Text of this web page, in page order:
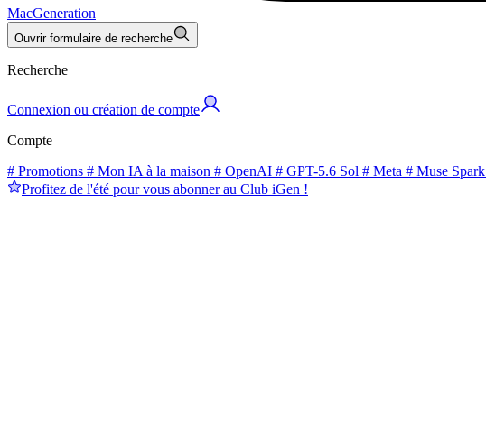
MacGeneration
Ouvrir formulaire de recherche
Recherche
Connexion ou création de compte
Compte
# Promotions # Mon IA à la maison # OpenAI # GPT-5.6 Sol # Meta # Muse Spark
Profitez de l'été pour vous abonner au Club iGen !